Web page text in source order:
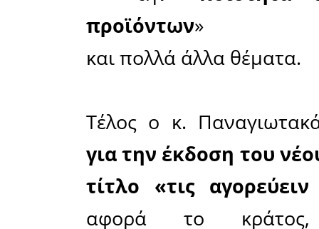
ζητηθεί
γνώση